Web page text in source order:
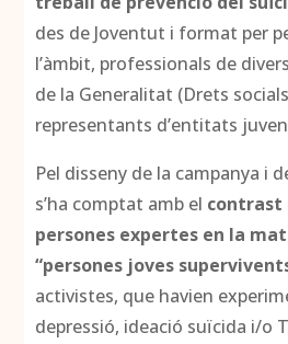
des de Joventut i format per
l’àmbit, professionals de
de la Generalitat (Drets
representants d’entitats
Pel disseny de la campanya i
s’ha comptat amb el contrast
persones expertes en la
“persones joves
activistes, que havien
depressió, ideació suïcida i/o